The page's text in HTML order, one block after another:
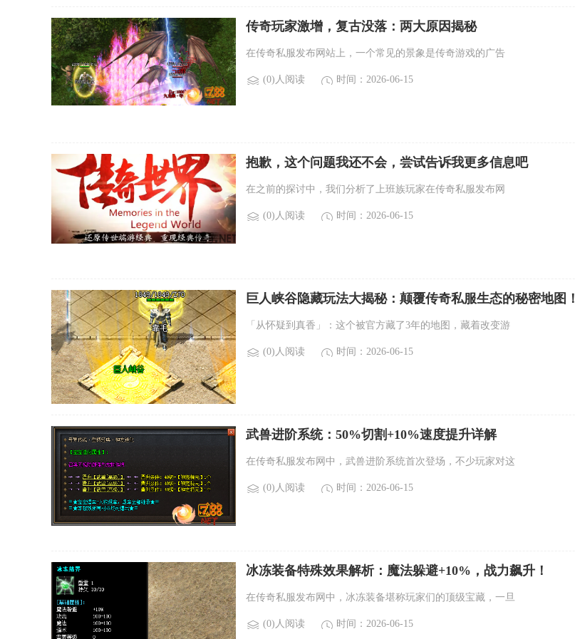
传奇玩家激增，复古没落：两大原因揭秘
在传奇私服发布网站上，一个常见的景象是传奇游戏的广告
(0)人阅读 时间：2026-06-15
抱歉，这个问题我还不会，尝试告诉我更多信息吧
在之前的探讨中，我们分析了上班族玩家在传奇私服发布网
(0)人阅读 时间：2026-06-15
巨人峡谷隐藏玩法大揭秘：颠覆传奇私服生态的秘密地图！
「从怀疑到真香」：这个被官方藏了3年的地图，藏着改变游
(0)人阅读 时间：2026-06-15
武兽进阶系统：50%切割+10%速度提升详解
在传奇私服发布网中，武兽进阶系统首次登场，不少玩家对这
(0)人阅读 时间：2026-06-15
冰冻装备特殊效果解析：魔法躲避+10%，战力飙升！
在传奇私服发布网中，冰冻装备堪称玩家们的顶级宝藏，一旦
(0)人阅读 时间：2026-06-15